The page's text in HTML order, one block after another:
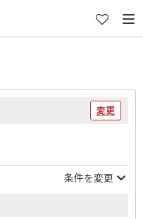
変更
条件を変更